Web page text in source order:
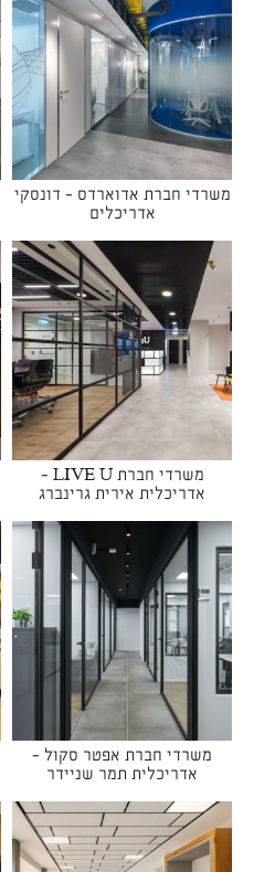
משרדי חברת אדוארדס - דונסקי
אדריכלים
משרדי חברת LIVE U -
אדריכלית אירית גרינברג
משרדי חברת אפטר סקול -
אדריכלית תמר שניידר